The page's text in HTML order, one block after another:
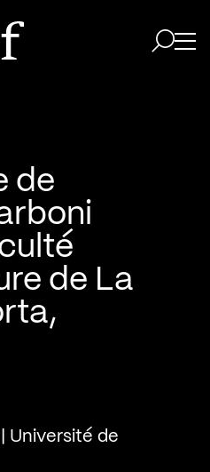
de
de La
Université de